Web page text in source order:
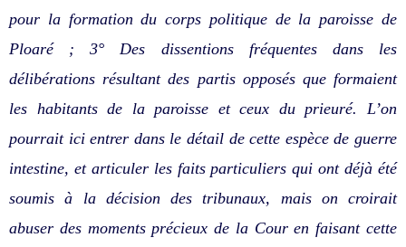
pour la formation du corps politique de la paroisse de
Ploaré ; 3° Des dissentions fréquentes dans les
délibérations résultant des partis opposés que formaient
les habitants de la paroisse et ceux du prieuré. L’on
pourrait ici entrer dans le détail de cette espèce de guerre
intestine, et articuler les faits particuliers qui ont déjà été
soumis à la décision des tribunaux, mais on croirait
abuser des moments précieux de la Cour en faisant cette